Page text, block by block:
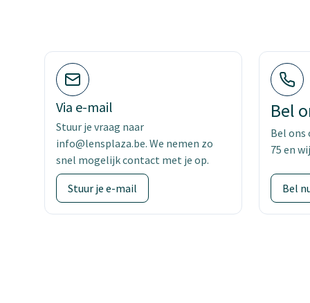
Via e-mail
Stuur je vraag naar
info@lensplaza.be. We nemen zo
snel mogelijk contact met je op.
Stuur je e-mail
Bel
Bel ons
75 en
Bel